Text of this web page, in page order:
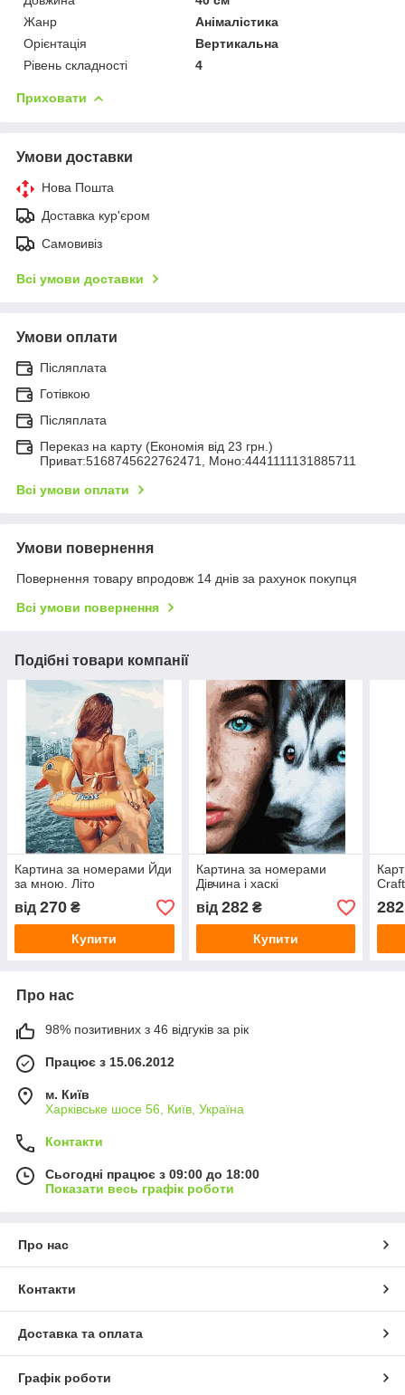
Жанр
Анімалістика
Орієнтація
Вертикальна
Рівень складності
4
Приховати
Умови доставки
Нова Пошта
Доставка кур'єром
Самовивіз
Всі умови доставки
Умови оплати
Післяплата
Готівкою
Післяплата
Переказ на карту (Економія від 23 грн.)
Приват:5168745622762471, Моно:4441111131885711
Всі умови оплати
Умови повернення
Повернення товару впродовж 14 днів за рахунок покупця
Всі умови повернення
Подібні товари компанії
Картина за номерами Йди
за мною. Літо
від 270 ₴
Купити
Картина за номерами
Дівчина і хаскі
від 282₴
Купити
282
Про нас
98% позитивних з 46 відгуків за рік
Працює з 15.06.2012
м. Київ
Харківське шосе 56, Київ, Україна
Контакти
Сьогодні працює з 09:00 до 18:00
Показати весь графік роботи
Про нас
Контакти
Доставка та оплата
Графік роботи